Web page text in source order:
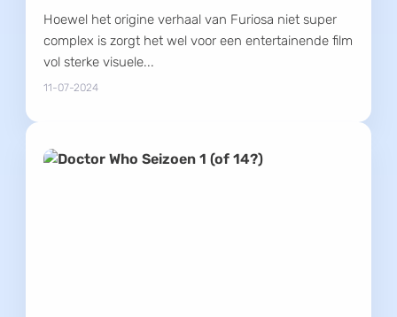
Hoewel het origine verhaal van Furiosa niet super
complex is zorgt het wel voor een entertainende film
vol sterke visuele...
11-07-2024